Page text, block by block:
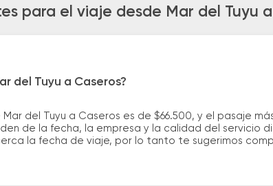
para el viaje desde Mar del Tuyu
del Tuyu a Caseros?
del Tuyu a Caseros es de $66.500, y el pasaje
de la fecha, la empresa y la calidad del servicio
la fecha de viaje, por lo tanto te sugerimos